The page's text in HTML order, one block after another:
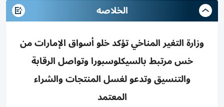
الخلاصه
وزارة التغير المناخي تؤكد خلو أسواق الإمارات من
خس مرتبط بالسيكلوسبورا وتواصل الرقابة
والتنسيق وتدعو لغسل المنتجات والشراء
المعتمد